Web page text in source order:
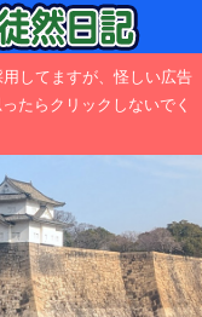
してますが、怪しい広告
たらクリックしないでく